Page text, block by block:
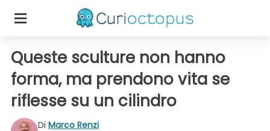
Queste sculture non hanno
forma, ma prendono vita se
riflesse su un cilindro
Di Marco Renzi